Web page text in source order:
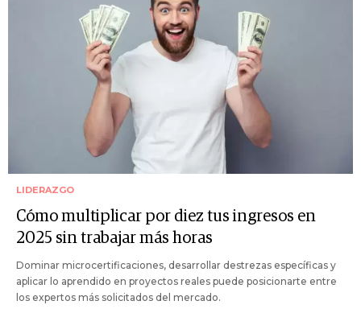
LIDERAZGO
Cómo multiplicar por diez tus ingresos en
2025 sin trabajar más horas
Dominar microcertificaciones, desarrollar destrezas específicas y
aplicar lo aprendido en proyectos reales puede posicionarte entre
los expertos más solicitados del mercado.